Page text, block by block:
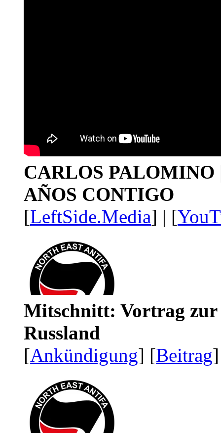
CARLOS PALOMINO
AÑOS CONTIGO
[LeftSide.Media] | [
Mitschnitt: Vortrag zur
Russland
[Ankündigung] [Beitrag